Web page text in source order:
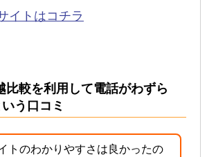
イトはコチラ
比較を利用して電話がわずら
う口コミ
トのわかりやすさは良かったの